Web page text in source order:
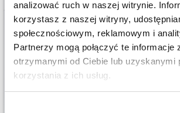
analizować ruch w naszej witrynie.
korzystasz z naszej witryny,
społecznościowym, reklamowym i
Partnerzy mogą połączyć te informacje
otrzymanymi od Ciebie lub uzyskanymi
korzystania z ich usług.